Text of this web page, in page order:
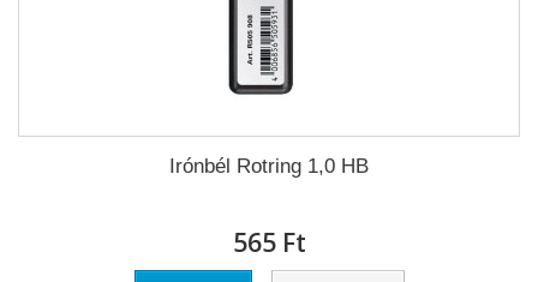
Irónbél Rotring 1,0 HB
565 Ft‎